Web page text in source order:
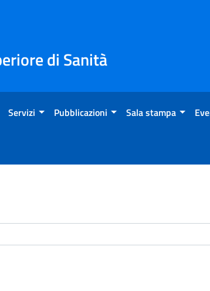
di Sanità
Servizi Pubblicazioni Sala stampa
- Eventi